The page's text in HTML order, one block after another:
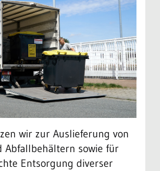
wir zur Auslieferung von
Abfallbehältern sowie für
Entsorgung diverser